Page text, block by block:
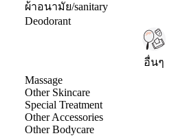
ผ้าอนามัย/sanitary
Deodorant
อื่นๆ
Massage
Other Skincare
Special Treatment
Other Accessories
Other Bodycare